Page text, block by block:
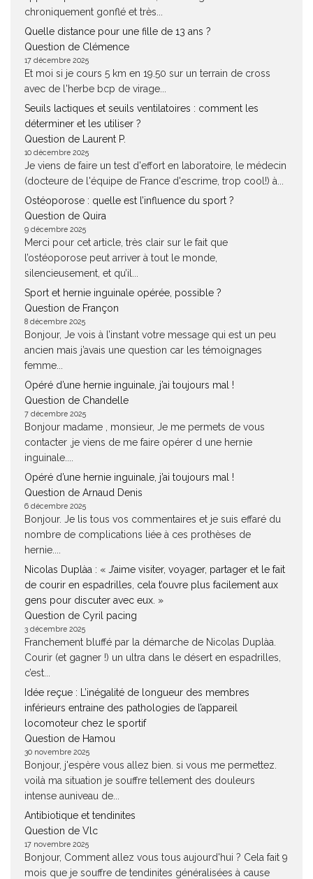
chroniquement gonflé et très...
Quelle distance pour une fille de 13 ans ?
Question de Clémence
17 décembre 2025
Et moi si je cours 5 km en 19.50 sur un terrain de cross
avec de l'herbe bcp de virage...
Seuils lactiques et seuils ventilatoires : comment les
déterminer et les utiliser ?
Question de Laurent P.
10 décembre 2025
Je viens de faire un test d'effort en laboratoire, le médecin
(docteure de l'équipe de France d'escrime, trop cool!) à...
Ostéoporose : quelle est l’influence du sport ?
Question de Quira
9 décembre 2025
Merci pour cet article, très clair sur le fait que
l’ostéoporose peut arriver à tout le monde,
silencieusement, et qu’il...
Sport et hernie inguinale opérée, possible ?
Question de Françon
8 décembre 2025
Bonjour, Je vois à l’instant votre message qui est un peu
ancien mais j’avais une question car les témoignages
femme...
Opéré d’une hernie inguinale, j’ai toujours mal !
Question de Chandelle
7 décembre 2025
Bonjour madame , monsieur, Je me permets de vous
contacter ,je viens de me faire opérer d une hernie
inguinale....
Opéré d’une hernie inguinale, j’ai toujours mal !
Question de Arnaud Denis
6 décembre 2025
Bonjour. Je lis tous vos commentaires et je suis effaré du
nombre de complications liée à ces prothèses de
hernie....
Nicolas Duplàa : « J’aime visiter, voyager, partager et le fait
de courir en espadrilles, cela t’ouvre plus facilement aux
gens pour discuter avec eux. »
Question de Cyril pacing
3 décembre 2025
Franchement bluffé par la démarche de Nicolas Duplàa.
Courir (et gagner !) un ultra dans le désert en espadrilles,
c’est...
Idée reçue : L’inégalité de longueur des membres
inférieurs entraine des pathologies de l’appareil
locomoteur chez le sportif
Question de Hamou
30 novembre 2025
Bonjour, j'espère vous allez bien. si vous me permettez.
voilà ma situation je souffre tellement des douleurs
intense auniveau de...
Antibiotique et tendinites
Question de Vlc
17 novembre 2025
Bonjour, Comment allez vous tous aujourd'hui ? Cela fait 9
mois que je souffre de tendinites généralisées à cause